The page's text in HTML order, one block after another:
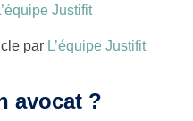
Justifit
par L’équipe Justifit
avocat ?